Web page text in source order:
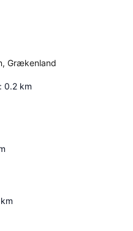
Grækenland
: 0.2 km
km